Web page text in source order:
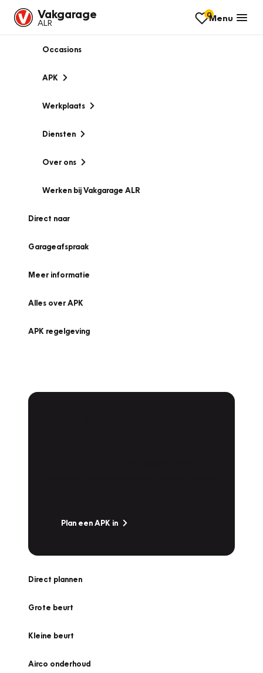
Vakgarage
ALR
0Menu
Occasions
APK
Werkplaats
Diensten
Over ons
Werken bij Vakgarage ALR
Direct naar
Garageafspraak
Meer informatie
Alles over APK
APK regelgeving
Plan een APK in
Direct plannen
Grote beurt
Kleine beurt
Airco onderhoud